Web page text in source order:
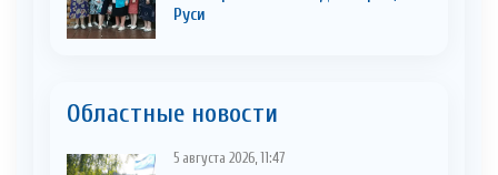
Руси
Областные новости
5 августа 2026, 11:47